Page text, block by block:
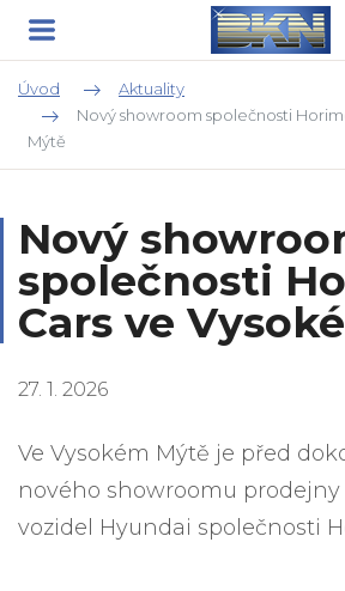
Úvod
Aktuality
Nový showroom společnosti
Mýtě
Nový
společnosti
Cars ve
27. 1. 2026
Ve Vysokém Mýtě je před
nového showroomu
vozidel Hyundai společnosti